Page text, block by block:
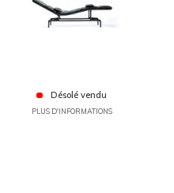
Désolé vendu
PLUS D'INFORMATIONS